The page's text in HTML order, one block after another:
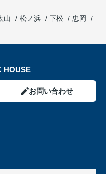
山 松ノ浜 下松
忠岡
HOUSE
お問い合わせ